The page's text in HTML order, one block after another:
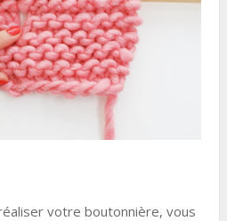
votre boutonnière, vous